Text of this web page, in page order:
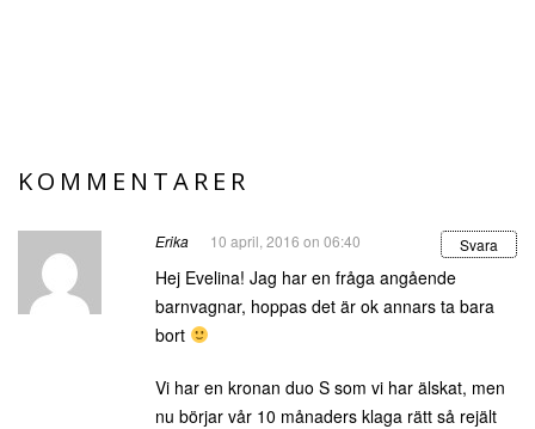
KOMMENTARER
Erika 10 april, 2016 on 06:40 Svara
Hej Evelina! Jag har en fråga angående
barnvagnar, hoppas det är ok annars ta bara
bort
Vi har en kronan duo S som vi har älskat, men
nu börjar vår 10 månaders klaga rätt så rejält